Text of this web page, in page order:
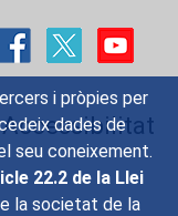
i pròpies per
dades de
seu coneixement.
22.2 de la Llei
la societat de la
Accessibilitat